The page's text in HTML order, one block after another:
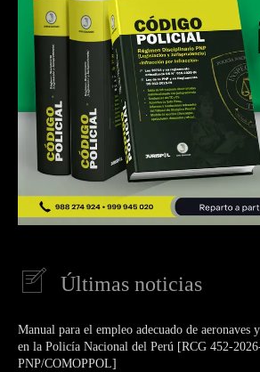
Últimas noticias
Manual para el empleo adecuado de aeronaves
en la Policía Nacional del Perú [RCG 452-
PNP/COMOPPOL]